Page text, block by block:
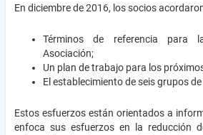
En diciembre de 2016, los socios
Términos de referencia para
Asociación;
Un plan de trabajo para los
El establecimiento de seis grupos
Estos esfuerzos están orientados a
enfoca sus esfuerzos en la reducción